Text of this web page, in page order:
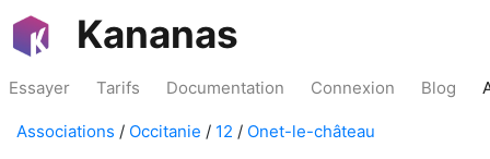
Kananas
Essayer Tarifs Documentation Connexion Blog
Associations / Occitanie / 12 / Onet-le-château